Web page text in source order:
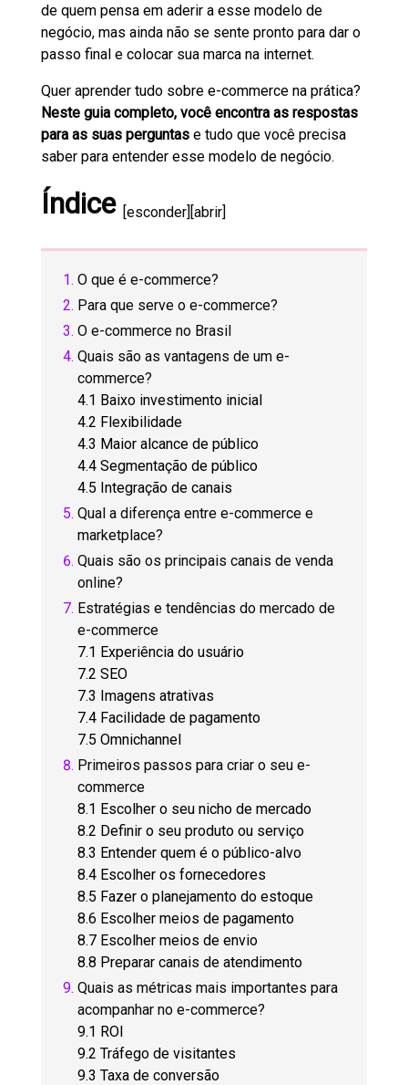
de quem pensa em aderir a esse modelo de
negócio, mas ainda não se sente pronto para dar o
passo final e colocar sua marca na internet.
Quer aprender tudo sobre e-commerce na prática?
Neste guia completo, você encontra as respostas
para as suas perguntas e tudo que você precisa
saber para entender esse modelo de negócio.
Índice [esconder] [abrir]
O que é e-commerce?
Para que serve o e-commerce?
O e-commerce no Brasil
Quais são as vantagens de um e-
commerce?
4.1 Baixo investimento inicial
4.2 Flexibilidade
4.3 Maior alcance de público
4.4 Segmentação de público
4.5 Integração de canais
Qual a diferença entre e-commerce e
marketplace?
Quais são os principais canais de venda
online?
Estratégias e tendências do mercado de
e-commerce
7.1 Experiência do usuário
7.2 SEO
7.3 Imagens atrativas
7.4 Facilidade de pagamento
7.5 Omnichannel
Primeiros passos para criar o seu e-
commerce
8.1 Escolher o seu nicho de mercado
8.2 Definir o seu produto ou serviço
8.3 Entender quem é o público-alvo
8.4 Escolher os fornecedores
8.5 Fazer o planejamento do estoque
8.6 Escolher meios de pagamento
8.7 Escolher meios de envio
8.8 Preparar canais de atendimento
Quais as métricas mais importantes para
acompanhar no e-commerce?
9.1 ROI
9.2 Tráfego de visitantes
9.3 Taxa de conversão